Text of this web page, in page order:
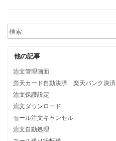
他の記事
注文管理画面
楽天カード自動決済 楽天バンク決済
注文保護設定
注文ダウンロード
モール注文キャンセル
注文自動処理